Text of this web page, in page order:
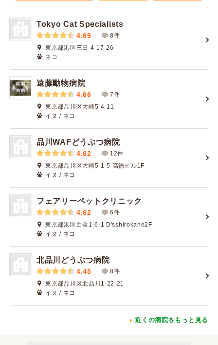
Tokyo Cat Specialists
4.69
8件
東京都港区三田 4-17-26
ネコ
遠藤動物病院
4.66
7件
東京都品川区大崎5-4-11
イヌ / ネコ
品川WAFどうぶつ病院
4.62
12件
東京都品川区大崎5-1-5 高徳ビル1F
イヌ / ネコ
フェアリーペットクリニック
4.62
6件
東京都港区白金1-6-1 D'sshirokane2F
イヌ / ネコ
北品川どうぶつ病院
4.45
8件
東京都品川区北品川1-22-21
イヌ / ネコ
近くの病院をもっと見る